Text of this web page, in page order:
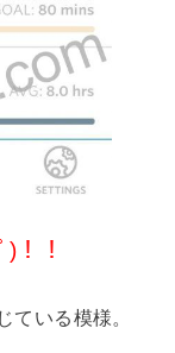
！！
ている模様。